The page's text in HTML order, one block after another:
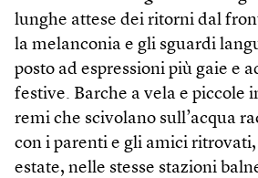
lunghe attese dei ritorni dal
la melanconia e gli sguardi
posto ad espressioni più gaie e
festive. Barche a vela e piccole
remi che scivolano sull’acqua
con i parenti e gli amici ritrovati,
estate, nelle stesse stazioni